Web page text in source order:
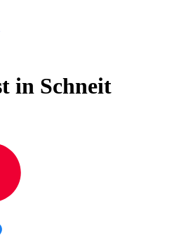
in Schneit